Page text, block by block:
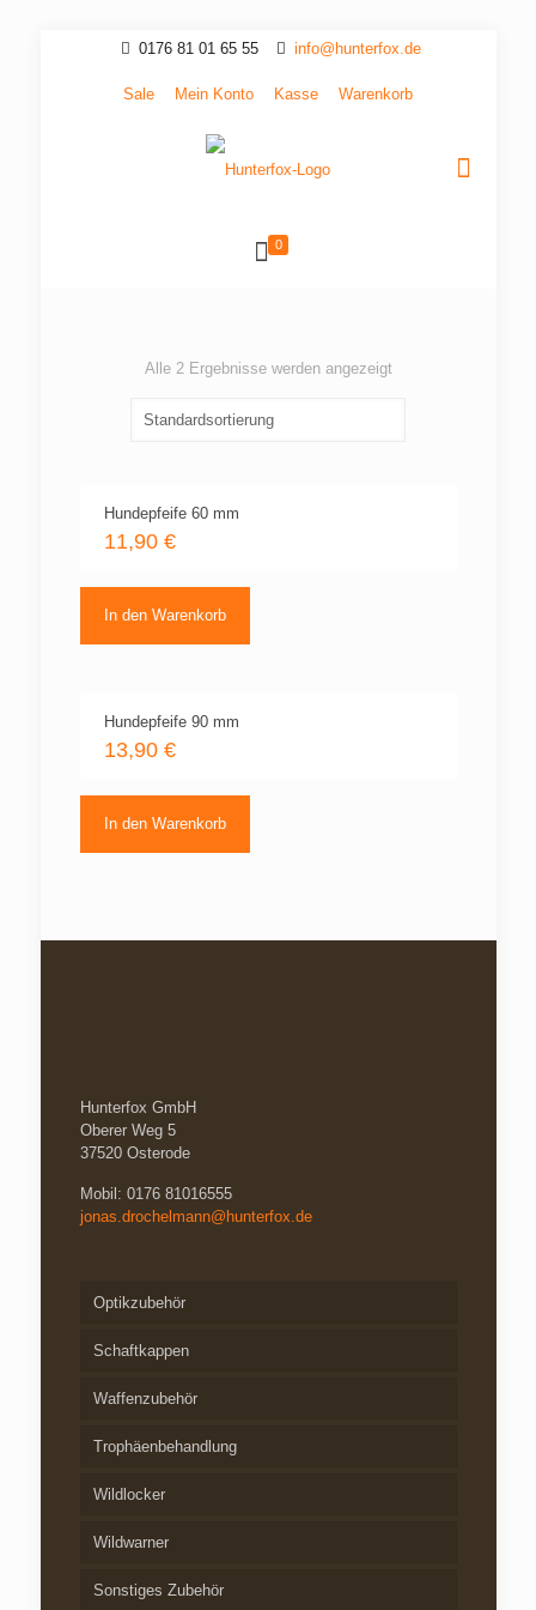
0176 81 01 65 55 info@hunterfox.de
Sale Mein Konto Kasse Warenkorb
0
Alle 2 Ergebnisse werden angezeigt
Hundepfeife 60 mm
11,90 €
In den Warenkorb
Hundepfeife 90 mm
13,90 €
In den Warenkorb
Hunterfox GmbH
Oberer Weg 5
37520 Osterode
Mobil: 0176 81016555
jonas.drochelmann@hunterfox.de
Optikzubehör
Schaftkappen
Waffenzubehör
Trophäenbehandlung
Wildlocker
Wildwarner
Sonstiges Zubehör